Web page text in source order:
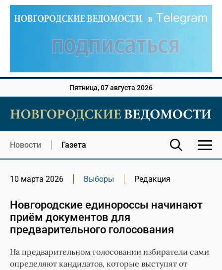
Пятница, 07 августа 2026
Новости Газета
10 марта 2026 Выборы Редакция
Новгородские единороссы начинают
приём документов для
предварительного голосования
На предварительном голосовании избиратели сами
определяют кандидатов, которые выступят от